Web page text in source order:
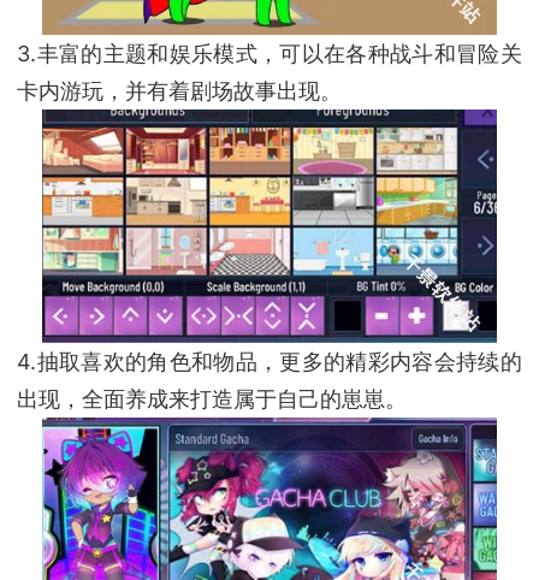
3.丰富的主题和娱乐模式，可以在各种战斗和冒险关
卡内游玩，并有着剧场故事出现。
4.抽取喜欢的角色和物品，更多的精彩内容会持续的
出现，全面养成来打造属于自己的崽崽。